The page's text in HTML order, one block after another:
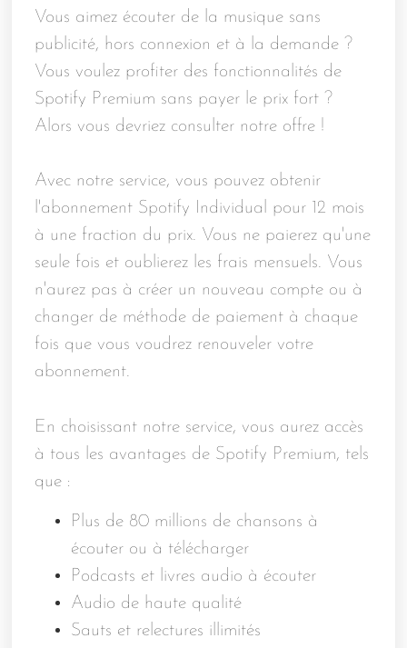
Vous aimez écouter de la musique sans
publicité, hors connexion et à la demande ?
Vous voulez profiter des fonctionnalités de
Spotify Premium sans payer le prix fort ?
Alors vous devriez consulter notre offre !
Avec notre service, vous pouvez obtenir
l'abonnement Spotify Individual pour 12 mois
à une fraction du prix. Vous ne paierez qu'une
seule fois et oublierez les frais mensuels. Vous
n'aurez pas à créer un nouveau compte ou à
changer de méthode de paiement à chaque
fois que vous voudrez renouveler votre
abonnement.
En choisissant notre service, vous aurez accès
à tous les avantages de Spotify Premium, tels
que :
Plus de 80 millions de chansons à
écouter ou à télécharger
Podcasts et livres audio à écouter
Audio de haute qualité
Sauts et relectures illimités